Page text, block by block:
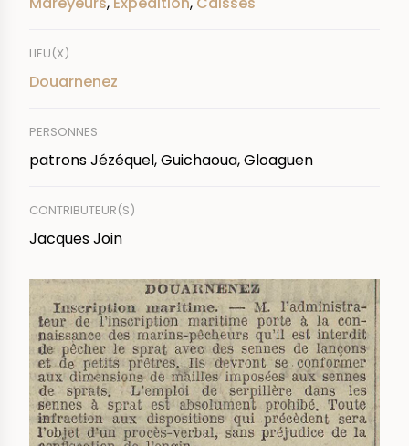
LIEU(X)
Douarnenez
PERSONNES
patrons Jézéquel, Guichaoua, Gloaguen
CONTRIBUTEUR(S)
Jacques Join
IMAGE